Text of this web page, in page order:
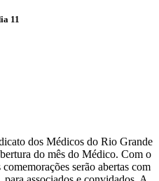
11
dos Médicos do Rio Grande
do mês do Médico. Com o
serão abertas com